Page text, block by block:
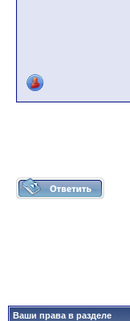
Ваши права в разделе